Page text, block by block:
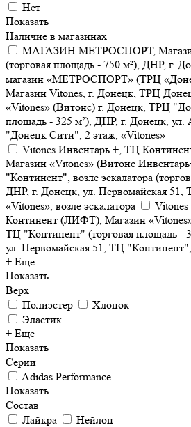
Нет
Показать
Наличие в магазинах
МАГАЗИН МЕТРОСПОРТ,
(торговая площадь - 750 м²), ДНР, г.
магазин «МЕТРОСПОРТ» (ТРЦ
Магазин Vitones, г. Донецк, ТРЦ
«Vitones» (Витонс) г. Донецк, ТРЦ
площадь - 325 м²), ДНР, г. Донецк,
"Донецк Сити", 2 этаж, «Vitones»
Vitones Инвентарь +, ТЦ
Магазин «Vitones» (Витонс
"Континент", возле эскалатора
ДНР, г. Донецк, ул. Первомайская
«Vitones», возле эскалатора
Континент (ЛИФТ), Магазин
ТЦ "Континент" (торговая площадь -
ул. Первомайская 51, ТЦ
+ Еще
Показать
Верх
Полиэстер
Хлопок
Эластик
+ Еще
Показать
Серии
Adidas Performance
Показать
Состав
Лайкра
Нейлон